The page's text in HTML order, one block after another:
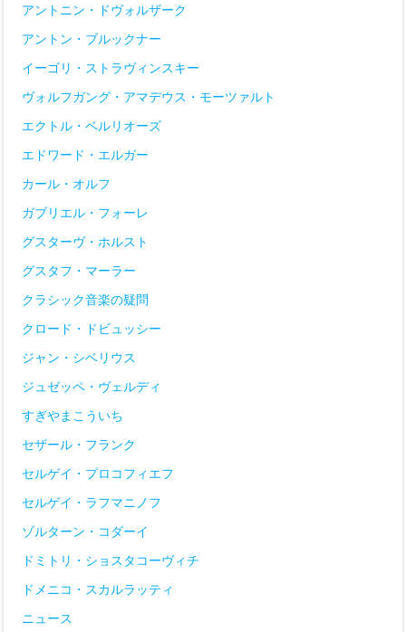
アントニン・ドヴォルザーク
アントン・ブルックナー
イーゴリ・ストラヴィンスキー
ヴォルフガング・アマデウス・モーツァルト
エクトル・ベルリオーズ
エドワード・エルガー
カール・オルフ
ガブリエル・フォーレ
グスターヴ・ホルスト
グスタフ・マーラー
クラシック音楽の疑問
クロード・ドビュッシー
ジャン・シベリウス
ジュゼッペ・ヴェルディ
すぎやまこういち
セザール・フランク
セルゲイ・プロコフィエフ
セルゲイ・ラフマニノフ
ゾルターン・コダーイ
ドミトリ・ショスタコーヴィチ
ドメニコ・スカルラッティ
ニュース